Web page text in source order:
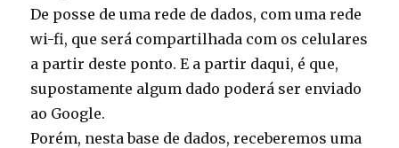
De posse de uma rede de dados, com uma rede
wi-fi, que será compartilhada com os celulares
a partir deste ponto. E a partir daqui, é que,
supostamente algum dado poderá ser enviado
ao Google.
Porém, nesta base de dados, receberemos uma